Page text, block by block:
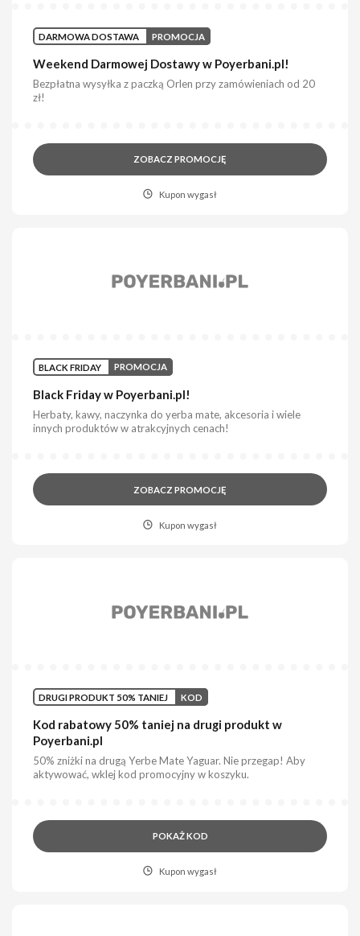
DARMOWA DOSTAWA PROMOCJA
Weekend Darmowej Dostawy w Poyerbani.pl!
Bezpłatna wysyłka z paczką Orlen przy zamówieniach od 20
zł!
ZOBACZ PROMOCJĘ
Kupon wygasł
BLACK FRIDAY PROMOCJA
Black Friday w Poyerbani.pl!
Herbaty, kawy, naczynka do yerba mate, akcesoria i wiele
innych produktów w atrakcyjnych cenach!
ZOBACZ PROMOCJĘ
Kupon wygasł
DRUGI PRODUKT 50% TANIEJ KOD
Kod rabatowy 50% taniej na drugi produkt w
Poyerbani.pl
50% zniżki na drugą Yerbe Mate Yaguar. Nie przegap! Aby
aktywować, wklej kod promocyjny w koszyku.
POKAŻ KOD
Kupon wygasł